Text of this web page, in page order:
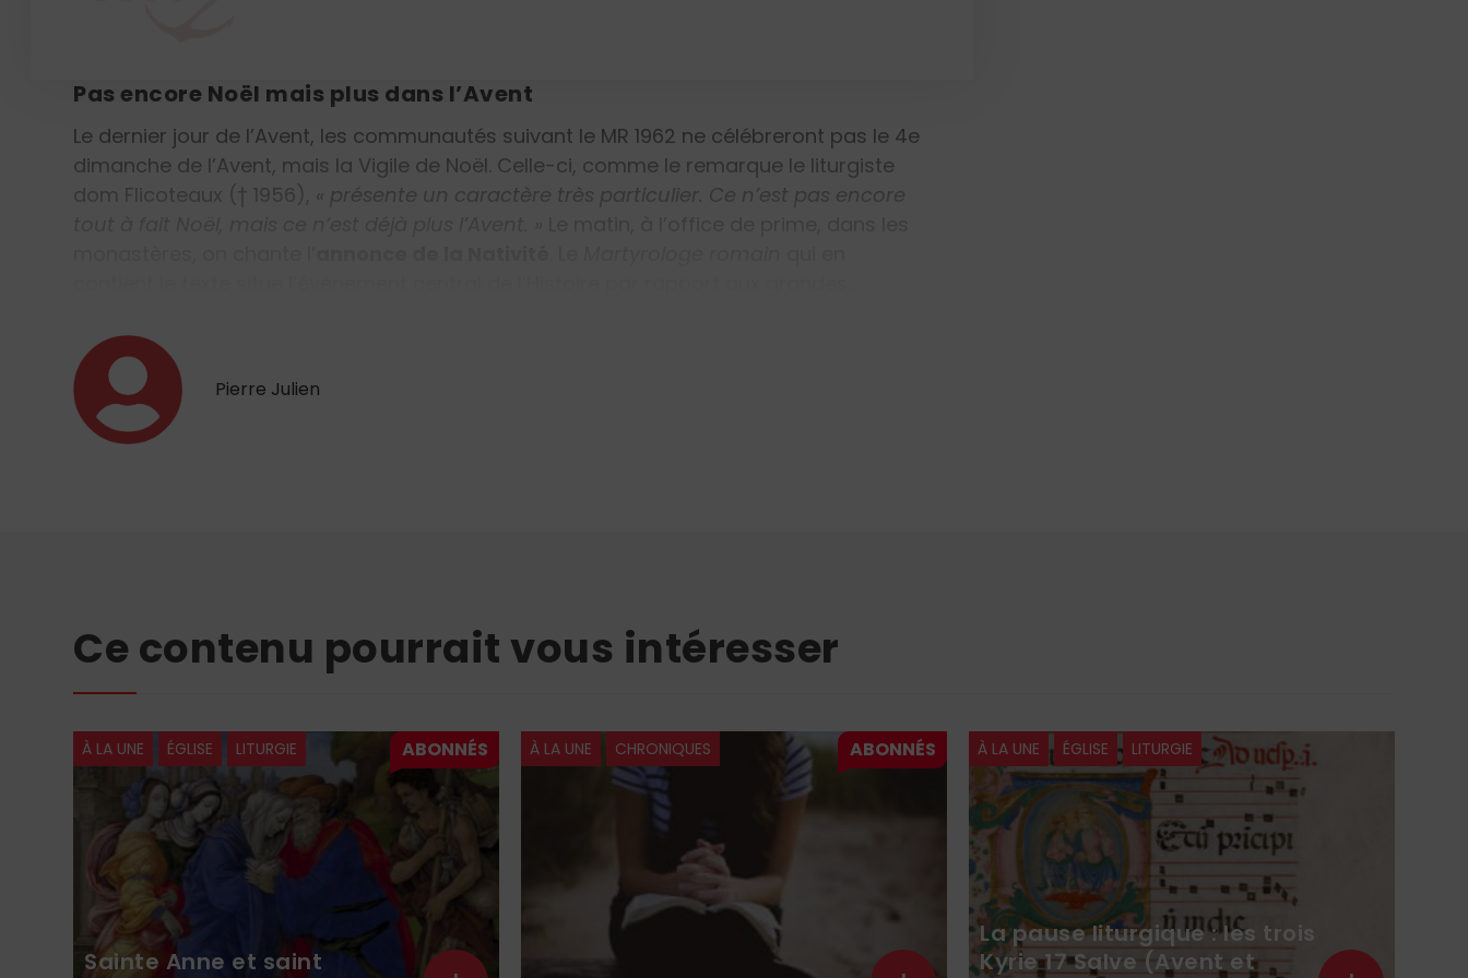
Pas encore Noël mais plus dans l’Avent
Le dernier jour de l’Avent, les communautés suivant le MR 1962 ne célébreront pas le 4e
dimanche de l’Avent, mais la Vigile de Noël. Celle-ci, comme le remarque le liturgiste
dom Flicoteaux († 1956), « présente un caractère très particulier. Ce n’est pas encore
Pierre Julien
Ce contenu pourrait vous intéresser
À LA UNE ÉGLISE LITURGIE
Sainte Anne et saint
À LA UNE CHRONIQUES À LA UNE ÉGLISE LITURGIE
La pause liturgique : les trois
Kyrie 17 Salve (Avent et